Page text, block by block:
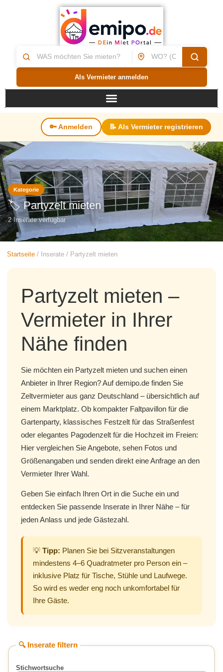
Als Vermieter anmelden
🔑 Anmelden 📝 Als Vermieter registrieren
Kategorie
🏷️ Partyzelt mieten
2 Inserate verfügbar
Startseite / Inserate / Partyzelt mieten
Partyzelt mieten –
Vermieter in Ihrer
Nähe finden
Sie möchten ein Partyzelt mieten und suchen einen
Anbieter in Ihrer Region? Auf demipo.de finden Sie
Zeltvermieter aus ganz Deutschland – übersichtlich auf
einem Marktplatz. Ob kompakter Faltpavillon für die
Gartenparty, klassisches Festzelt für das Straßenfest
oder elegantes Pagodenzelt für die Hochzeit im Freien:
Hier vergleichen Sie Angebote, sehen Fotos und
Größenangaben und senden direkt eine Anfrage an den
Vermieter Ihrer Wahl.
Geben Sie einfach Ihren Ort in die Suche ein und
entdecken Sie passende Inserate in Ihrer Nähe – für
jeden Anlass und jede Gästezahl.
💡 Tipp: Planen Sie bei Sitzveranstaltungen
mindestens 4–6 Quadratmeter pro Person ein –
inklusive Platz für Tische, Stühle und Laufwege.
So wird es weder eng noch unkomfortabel für
Ihre Gäste.
🔍 Inserate filtern
Stichwortsuche